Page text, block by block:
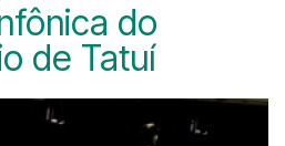
do
de Tatuí